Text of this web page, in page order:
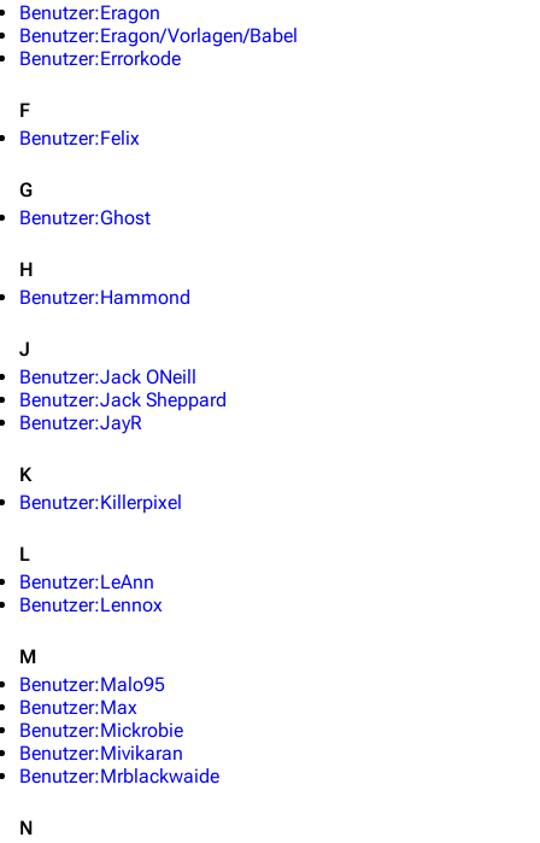
Hauptseite
Von A bis Z
Spezialseiten
Filme und Serien
Stargate SG-1
Stargate Atlantis
Stargate Universe
Benutzer:Eragon
Benutzer:Eragon/Vorlagen/Babel
Benutzer:Errorkode
F
Benutzer:Felix
G
Benutzer:Ghost
H
Benutzer:Hammond
J
Benutzer:Jack ONeill
Benutzer:Jack Sheppard
Benutzer:JayR
K
Benutzer:Killerpixel
L
Benutzer:LeAnn
Benutzer:Lennox
M
Benutzer:Malo95
Benutzer:Max
Benutzer:Mickrobie
Benutzer:Mivikaran
Benutzer:Mrblackwaide
N